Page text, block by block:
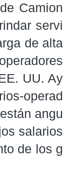
Camion
servi
de alta
UU. Ay
operad
angu
salarios
de los g